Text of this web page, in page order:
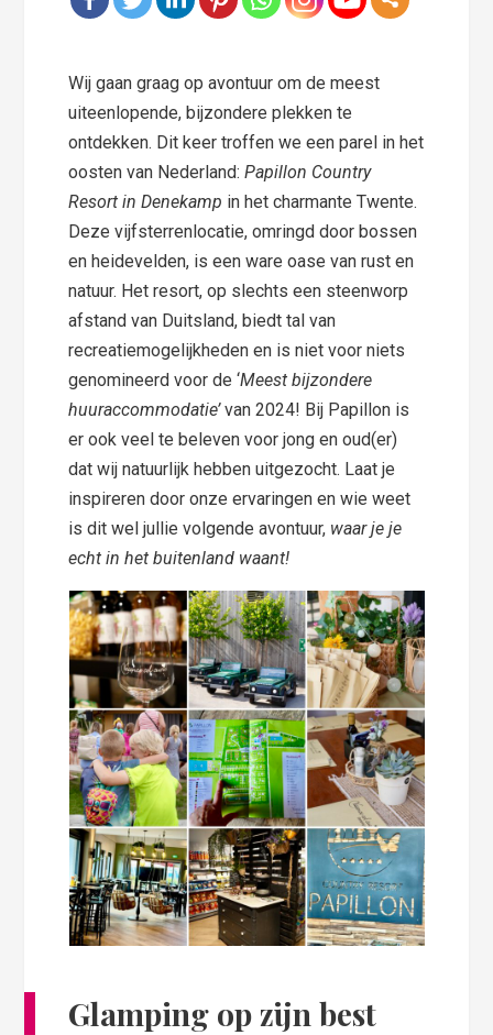
Wij gaan graag op avontuur om de meest
uiteenlopende, bijzondere plekken te
ontdekken. Dit keer troffen we een parel in het
oosten van Nederland:Papillon Country
Resort in Denekamp in het charmante Twente.
Deze vijfsterrenlocatie, omringd door bossen
en heidevelden, is een ware oase van rust en
natuur. Het resort, op slechts een steenworp
afstand van Duitsland, biedt tal van
recreatiemogelijkheden en is niet voor niets
genomineerd voor de ‘Meest bijzondere
huuraccommodatie’van 2024! Bij Papillon is
er ook veel te beleven voor jong en oud(er)
dat wij natuurlijk hebben uitgezocht. Laat je
inspireren door onze ervaringen en wie weet
is dit wel jullie volgende avontuur, waar je je
echt in het buitenland waant!
Glamping op zijn best